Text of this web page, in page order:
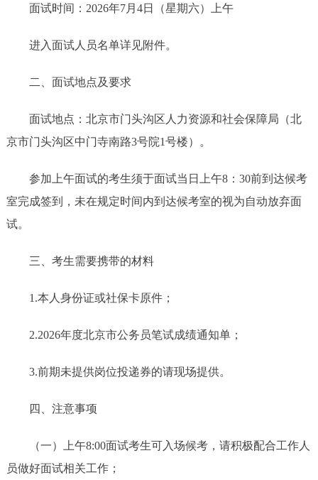
面试时间：2026年7月4日（星期六）上午
进入面试人员名单详见附件。
二、面试地点及要求
面试地点：北京市门头沟区人力资源和社会保障局（北
京市门头沟区中门寺南路3号院1号楼）。
参加上午面试的考生须于面试当日上午8：30前到达候考
室完成签到，未在规定时间内到达候考室的视为自动放弃面
试。
三、考生需要携带的材料
1.本人身份证或社保卡原件；
2.2026年度北京市公务员笔试成绩通知单；
3.前期未提供岗位投递券的请现场提供。
四、注意事项
（一）上午8:00面试考生可入场候考，请积极配合工作人
员做好面试相关工作；